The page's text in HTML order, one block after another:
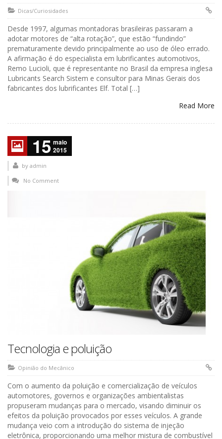
Dicas/Curiosidades
Desde 1997, algumas montadoras brasileiras passaram a
adotar motores de “alta rotação”, que estão “fundindo”
prematuramente devido principalmente ao uso de óleo errado.
A afirmação é do especialista em lubrificantes automotivos,
Remo Lucioli, que é representante no Brasil da empresa inglesa
Lubricants Search Sistem e consultor para Minas Gerais dos
fabricantes dos lubrificantes Elf. Total […]
Read More
15 maio
2015
by admin
No Comment
Tecnologia e poluição
Opinião do Mecânico
Com o aumento da poluição e comercialização de veículos
automotores, governos e organizações ambientalistas
propuseram mudanças para o mercado, visando diminuir os
efeitos da poluição provocados por esses veículos. A grande
mudança veio com a introdução do sistema de injeção
eletrônica, proporcionando uma melhor mistura de combustível